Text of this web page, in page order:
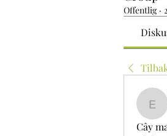
Offentlig ·
Cây